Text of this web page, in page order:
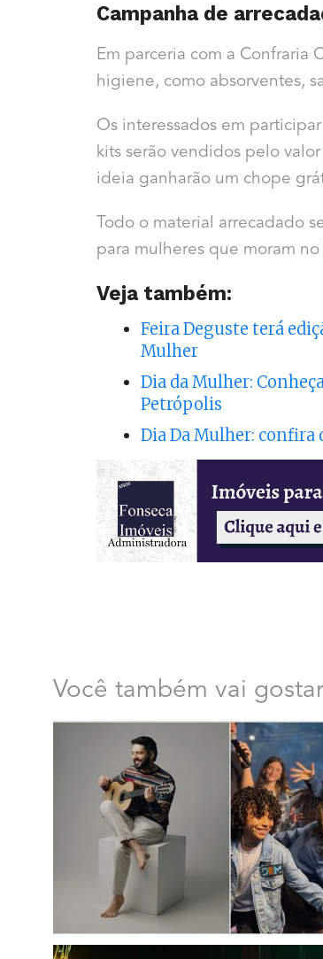
Campanha de
Em parceria com a Confraria
higiene, como absorventes,
Os interessados em
kits serão vendidos pelo
ideia ganharão um chope
Todo o material arrecadado
para mulheres que moram
Veja também:
Feira Deguste terá
Mulher
Dia da Mulher:
Petrópolis
Dia Da Mulher: confira
Você também vai gostar